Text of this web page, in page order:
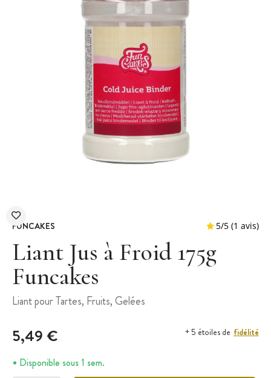
FUNCAKES
Liant Jus à Froid 175g
Funcakes
Liant pour Tartes, Fruits, Gelées
5,49 € + 5 étoiles de fidélité
Disponible sous 1 sem.